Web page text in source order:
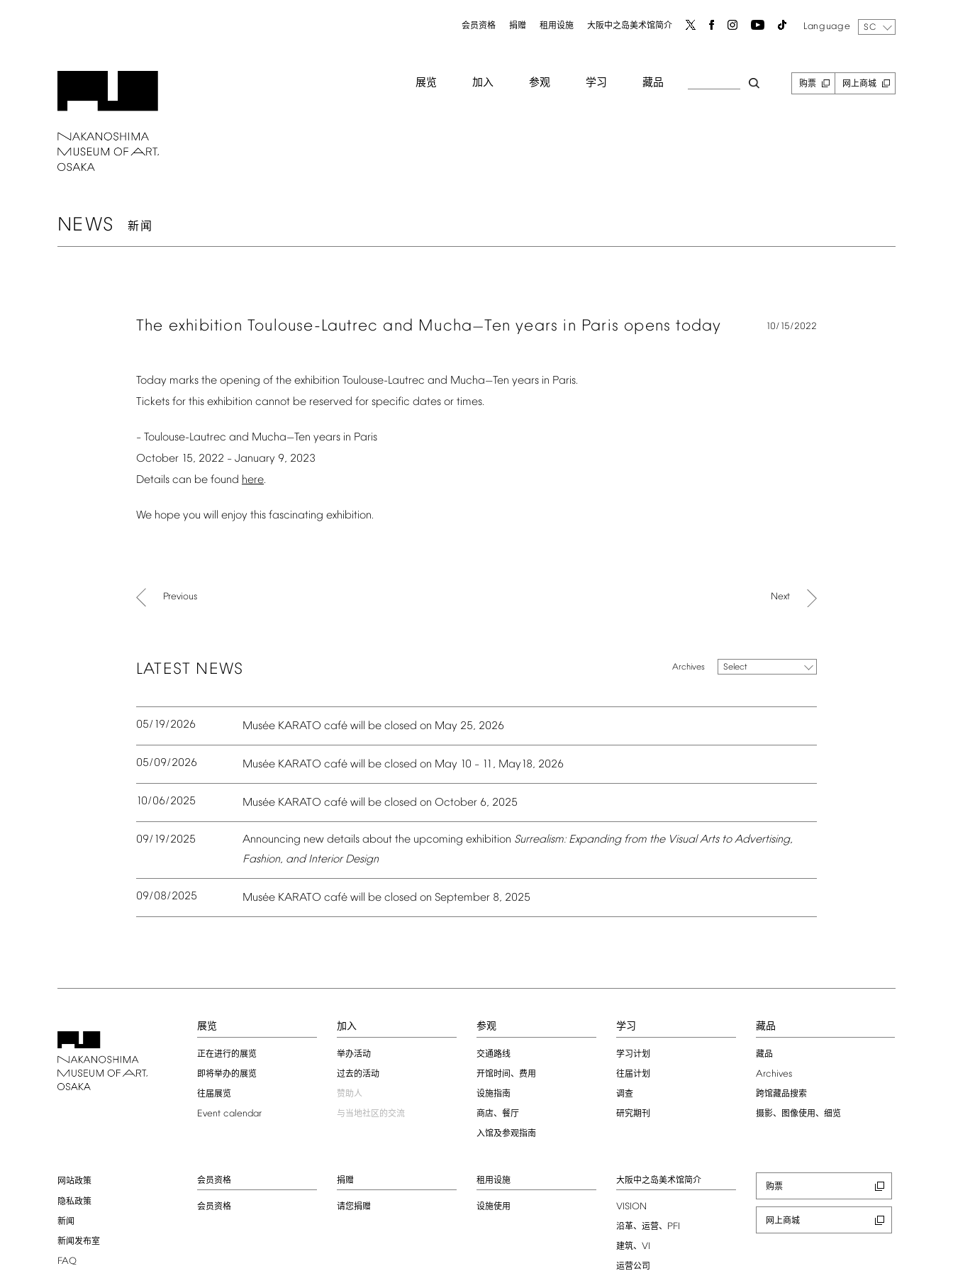
会员资格 捐赠 租用设施 大阪中之岛美术馆简介 Language SC
展览 加入 参观 学习 藏品 购票 网上商城
NEWS 新闻
The exhibition Toulouse-Lautrec and Mucha—Ten years in Paris opens today 10/15/2022
Today marks the opening of the exhibition Toulouse-Lautrec and Mucha—Ten years in Paris.
Tickets for this exhibition cannot be reserved for specific dates or times.
– Toulouse-Lautrec and Mucha—Ten years in Paris
October 15, 2022 – January 9, 2023
Details can be found here.
We hope you will enjoy this fascinating exhibition.
Previous Next
LATEST NEWS Select
05/19/2026 Musée KARATO café will be closed on May 25, 2026
05/09/2026 Musée KARATO café will be closed on May 10 – 11, May18, 2026
10/06/2025 Musée KARATO café will be closed on October 6, 2025
09/19/2025 Announcing new details about the upcoming exhibition Surrealism: Expanding from the Visual Arts to Advertising,
Fashion, and Interior Design
09/08/2025 Musée KARATO café will be closed on September 8, 2025
展览
正在进行的展览
即将举办的展览
往届展览
Event calendar
加入
举办活动
过去的活动
赞助人
与当地社区的交流
参观
交通路线
开馆时间、费用
设施指南
商店、餐厅
入馆及参观指南
学习
学习计划
往届计划
调查
研究期刊
藏品
藏品
Archives
跨馆藏品搜索
摄影、图像使用、细览
网站政策
隐私政策
新闻
新闻发布室
FAQ
会员资格
会员资格
捐赠
请您捐赠
租用设施
设施使用
大阪中之岛美术馆简介
VISION
沿革、运营、 PFI
建筑、 VI
运营公司
购票
网上商城